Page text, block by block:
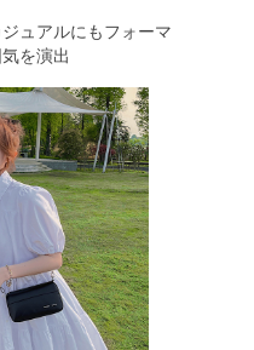
ュアルにもフォーマ
を演出